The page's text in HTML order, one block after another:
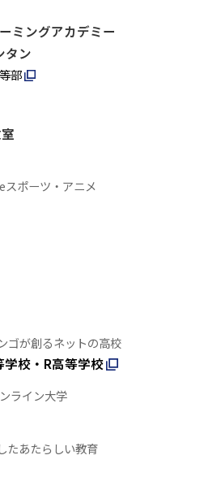
ミングアカデミー
タン
部
スポーツ・アニメ
ゴが創るネットの高校
校・R高等学校
ライン大学
たあたらしい教育